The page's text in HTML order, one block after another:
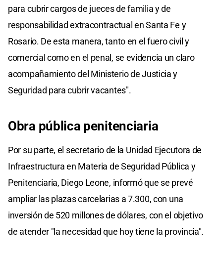
para cubrir cargos de jueces de familia y de
responsabilidad extracontractual en Santa Fe y
Rosario. De esta manera, tanto en el fuero civil y
comercial como en el penal, se evidencia un claro
acompañamiento del Ministerio de Justicia y
Seguridad para cubrir vacantes".
Obra pública penitenciaria
Por su parte, el secretario de la Unidad Ejecutora de
Infraestructura en Materia de Seguridad Pública y
Penitenciaria, Diego Leone, informó que se prevé
ampliar las plazas carcelarias a 7.300, con una
inversión de 520 millones de dólares, con el objetivo
de atender "la necesidad que hoy tiene la provincia".